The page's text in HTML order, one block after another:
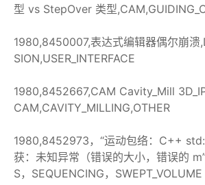
型 vs StepOver 类型
1980,8450007,表达式编辑器偶尔崩溃
SION,USER_INTERFACE
1980,8452667,CAM Cavity_Mill
CAM,CAVITY_MILLING,OTHER
1980,8452973，“运动包络：C++
获：未知异常（错误的大小，错误的
S，SEQUENCING，SWEPT_VOLUME